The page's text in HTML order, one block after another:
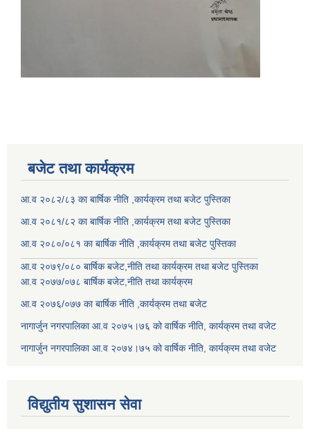
बजेट तथा कार्यक्रम
आ.व २०८२/८३ का बार्षिक नीति ,कार्यक्रम तथा बजेट पुस्तिका
आ.व २०८१/८२ का बार्षिक नीति ,कार्यक्रम तथा बजेट पुस्तिका
आ.व २०८०/०८१ का बार्षिक नीति ,कार्यक्रम तथा बजेट पुस्तिका
आ.व २०७९/०८० बार्षिक बजेट,नीति तथा कार्यक्रम तथा बजेट पुस्तिका
आ.व २०७७/०७८ बार्षिक बजेट,नीति तथा कार्यक्रम
आ.व २०७६/०७७ का बार्षिक नीति ,कार्यक्रम तथा बजेट
नागार्जुन नगरपालिका आ.व २०७५।७६ को वार्षिक नीति, कार्यक्रम तथा वजेट
नागार्जुन नगरपालिका आ.व २०७४।७५ को वार्षिक नीति, कार्यक्रम तथा वजेट
विद्युतीय सुशासन सेवा